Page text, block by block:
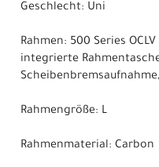
Geschlecht: Uni
Rahmen: 500 Series
integrierte
Rahmengröße: L
Rahmenmaterial: Carbon